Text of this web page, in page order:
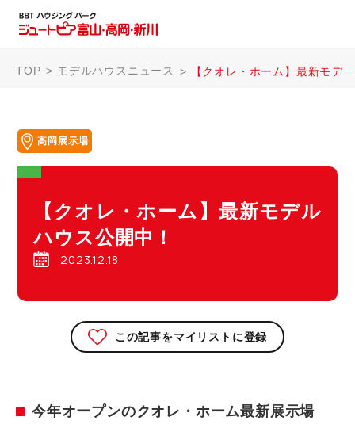
TOP モデルハウスニュース 【クオレ・ホーム】最新モデルハウス公開中！
高岡展示場
【クオレ・ホーム】最新モデル
ハウス公開中！
2023.12.18
この記事をマイリストに登録
今年オープンのクオレ・ホーム最新展示場